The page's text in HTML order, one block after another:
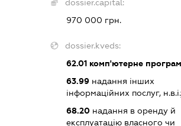
dossier.capital:
970 000 грн.
dossier.kveds:
62.01 комп'ютерне
63.99 надання інших
інформаційних послуг,
68.20 надання в оренду й
експлуатацію власного чи